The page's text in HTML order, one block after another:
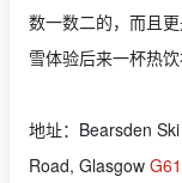
数一数二的，而且
雪体验后来一杯热饮
地址：Bearsden
Road, Glasgow